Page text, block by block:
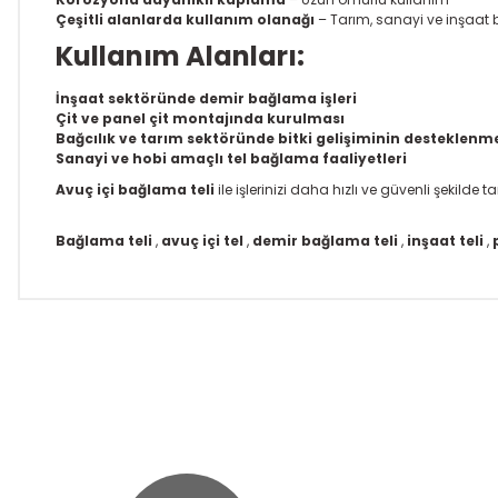
Çeşitli alanlarda kullanım olanağı – Tarım, sanayi ve
Kullanım Alanları:
İnşaat sektöründe demir bağlama işleri
Çit ve panel çit montajında ​​kurulması
Bağcılık ve tarım sektöründe bitki gelişiminin
Sanayi ve hobi amaçlı tel bağlama faaliyetleri
Avuç içi bağlama teli ile işlerinizi daha hızlı ve güvenli şekilde
Bağlama teli , avuç içi tel , demir bağlama teli , inşaat teli ,
Ürün fiyatı diğer sitelerden daha pahalı.